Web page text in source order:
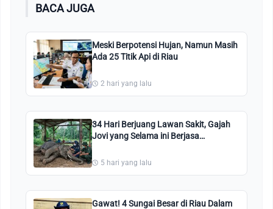
BACA JUGA
Meski Berpotensi Hujan, Namun Masih
Ada 25 Titik Api di Riau
2 hari yang lalu
34 Hari Berjuang Lawan Sakit, Gajah
Jovi yang Selama ini Berjasa
Meninggal
5 hari yang lalu
Gawat! 4 Sungai Besar di Riau Dalam